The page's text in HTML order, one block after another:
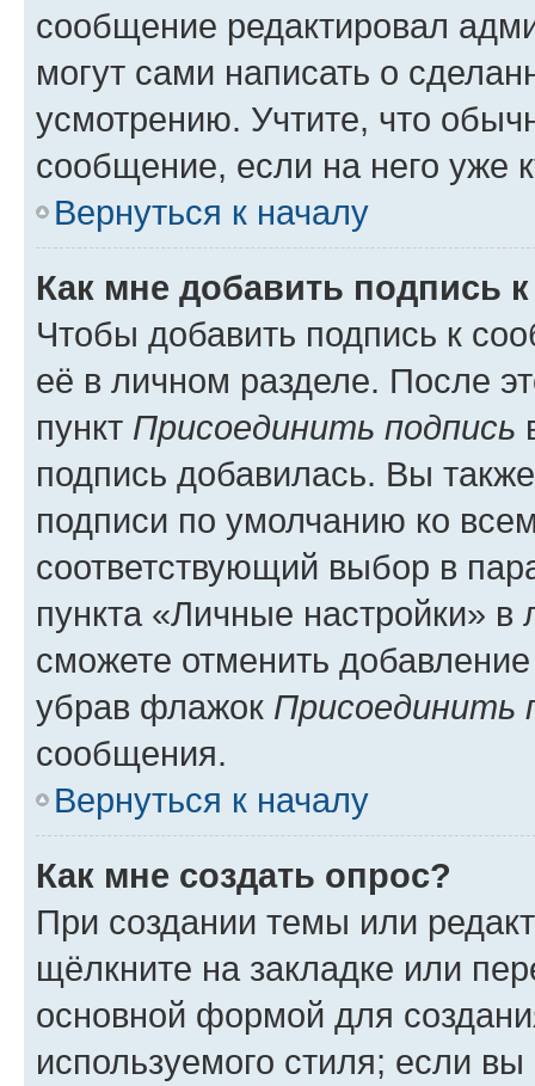
сообщение редактировал
могут сами написать о
усмотрению. Учтите, что
сообщение, если на него уже
Вернуться к началу
Как мне добавить подпись
Чтобы добавить подпись к
её в личном разделе. После
пункт Присоединить подпись
подпись добавилась. Вы
подписи по умолчанию ко
соответствующий выбор в
пункта «Личные настройки»
сможете отменить
убрав флажок Присоединить
сообщения.
Вернуться к началу
Как мне создать опрос?
При создании темы или
щёлкните на закладке или
основной формой для
используемого стиля; если